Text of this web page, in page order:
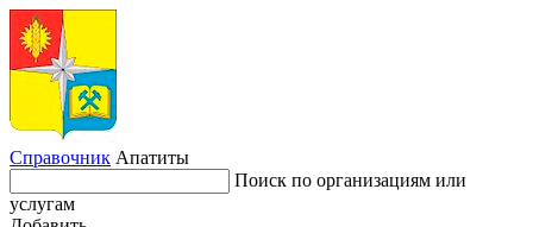
Справочник Апатиты
Поиск по организациям или
услугам